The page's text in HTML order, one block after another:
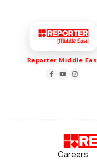
Reporter Middle East
Careers